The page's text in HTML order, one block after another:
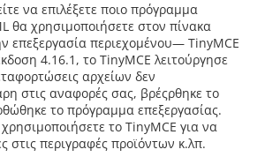
να επιλέξετε ποιο πρόγραμμα
θα χρησιμοποιήσετε στον πίνακα
επεξεργασία περιεχομένου— TinyMCE
4.16.1, το TinyMCE λειτούργησε
αρχείων δεν
στις αναφορές σας, βρέςρθηκε το
το πρόγραμμα επεξεργασίας.
το TinyMCE για να
στις περιγραφές προϊόντων κ.λπ.